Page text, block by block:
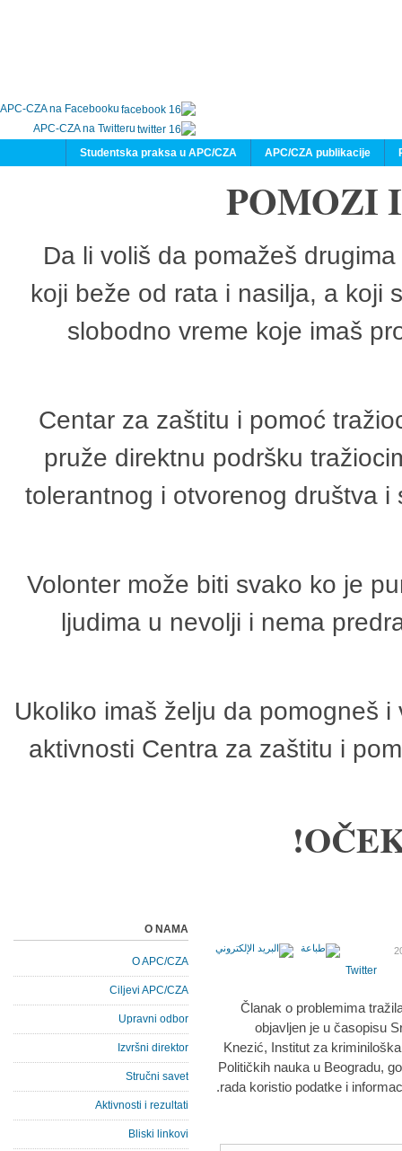
APC-CZA na Facebooku
APC-CZA na Twitteru
APC/CZA publikacije
Studentska praksa u APC/CZA
POMOZI
Da li voliš da pomažeš
koji beže od rata i nasilja, a koji
slobodno vreme koje imaš
Centar za zaštitu i pomoć
pruže direktnu podršku
tolerantnog i otvorenog društva
Volonter može biti svako ko je
ljudima u nevolji i nema
Ukoliko imaš želju da pomogneš
aktivnosti Centra za zaštitu i
Twitter
Članak o problemima
objavljen je u časopisu
Knezić, Institut za
Političkih nauka u Beogradu,
rada koristio podatke i
O NAMA
O APC/CZA
Ciljevi APC/CZA
Upravni odbor
Izvršni direktor
Stručni savet
Aktivnosti i rezultati
Bliski linkovi